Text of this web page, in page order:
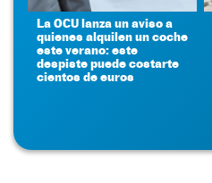
La OCU lanza un aviso a
quienes alquilen un coche
este verano: este
despiste puede costarte
cientos de euros